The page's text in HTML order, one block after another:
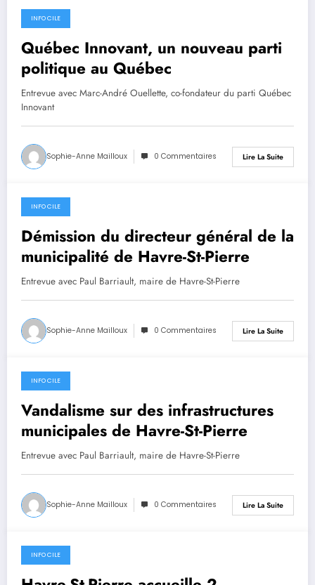
29 août 2024
INFO CILE
Québec Innovant, un nouveau parti
politique au Québec
Entrevue avec Marc-André Ouellette, co-fondateur du parti Québec
Innovant
Sophie-Anne Mailloux 0 Commentaires Lire La Suite
28 août 2024
INFO CILE
Démission du directeur général de la
municipalité de Havre-St-Pierre
Entrevue avec Paul Barriault, maire de Havre-St-Pierre
Sophie-Anne Mailloux 0 Commentaires Lire La Suite
28 août 2024
INFO CILE
Vandalisme sur des infrastructures
municipales de Havre-St-Pierre
Entrevue avec Paul Barriault, maire de Havre-St-Pierre
Sophie-Anne Mailloux 0 Commentaires Lire La Suite
27 août 2024
INFO CILE